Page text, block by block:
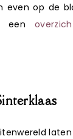
even op de
een